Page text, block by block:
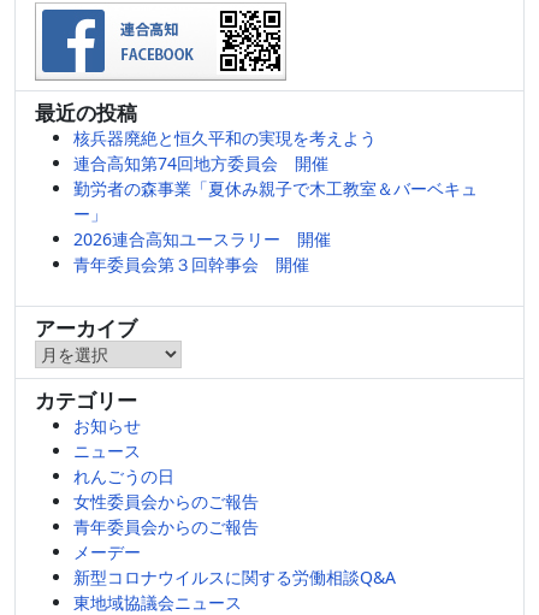
最近の投稿
核兵器廃絶と恒久平和の実現を考えよう
連合高知第74回地方委員会 開催
勤労者の森事業「夏休み親子で木工教室＆バーベキュ
ー」
2026連合高知ユースラリー 開催
青年委員会第３回幹事会 開催
アーカイブ
ア
ー
カ
カテゴリー
お知らせ
ニュース
れんごうの日
女性委員会からのご報告
青年委員会からのご報告
メーデー
新型コロナウイルスに関する労働相談Q&A
東地域協議会ニュース